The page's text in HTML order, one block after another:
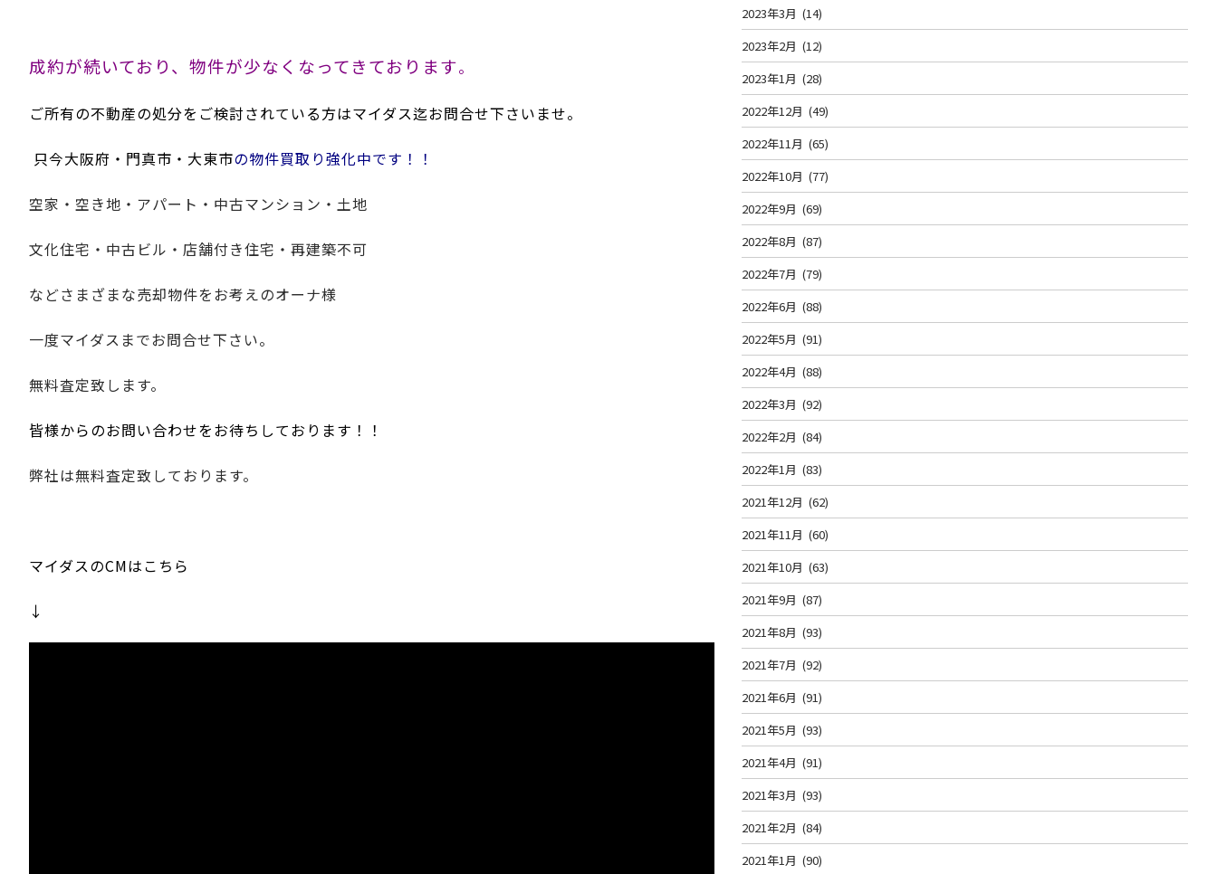
成約が続いており、物件が少なくなってきております。
ご所有の不動産の処分をご検討されている方はマイダス迄お問合せ下さいませ。
只今大阪府・門真市・大東市の物件買取り強化中です！！
空家・空き地・アパート・中古マンション・土地
文化住宅・中古ビル・店舗付き住宅・再建築不可
などさまざまな売却物件をお考えのオーナ様
一度マイダスまでお問合せ下さい。
無料査定致します。
皆様からのお問い合わせをお待ちしております！！
弊社は無料査定致しております。
マイダスのCMはこちら
↓
2023年3月 (14)
2023年2月 (12)
2023年1月 (28)
2022年12月 (49)
2022年11月 (65)
2022年10月 (77)
2022年9月 (69)
2022年8月 (87)
2022年7月 (79)
2022年6月 (88)
2022年5月 (91)
2022年4月 (88)
2022年3月 (92)
2022年2月 (84)
2022年1月 (83)
2021年12月 (62)
2021年11月 (60)
2021年10月 (63)
2021年9月 (87)
2021年8月 (93)
2021年7月 (92)
2021年6月 (91)
2021年5月 (93)
2021年4月 (91)
2021年3月 (93)
2021年2月 (84)
2021年1月 (90)